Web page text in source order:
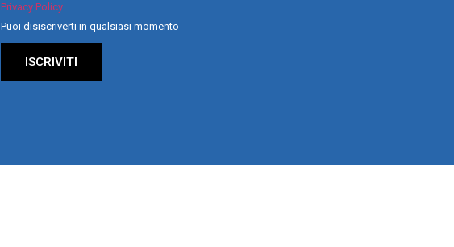
Privacy Policy
Puoi disiscriverti in qualsiasi momento
ISCRIVITI